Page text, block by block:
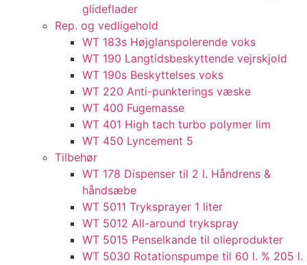
glideflader​
Rep. og vedligehold
WT 183s Højglanspolerende voks
WT 190 Langtidsbeskyttende vejrskjold​
WT 190s Beskyttelses voks​
WT 220 Anti-punkterings væske
WT 400 Fugemasse
WT 401 High tach turbo polymer lim
WT 450 Lyncement 5
Tilbehør
WT 178 Dispenser til 2 l. Håndrens &
håndsæbe
WT 5011 Tryksprayer 1 liter
WT 5012 All-around trykspray
WT 5015 Penselkande til olieprodukter
WT 5030 Rotationspumpe til 60 l. % 205 l.